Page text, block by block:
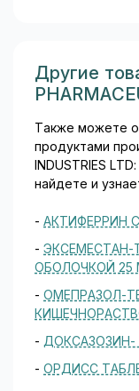
Другие
Также можете
продуктами
INDUSTRIES
найдете и
- АКТИФЕРРИН
- ЭКСЕМЕСТАН-
ОБОЛОЧКОЙ 25
- ОМЕПРАЗОЛ-
- ДОКСАЗОЗИН-
- ОРДИСС